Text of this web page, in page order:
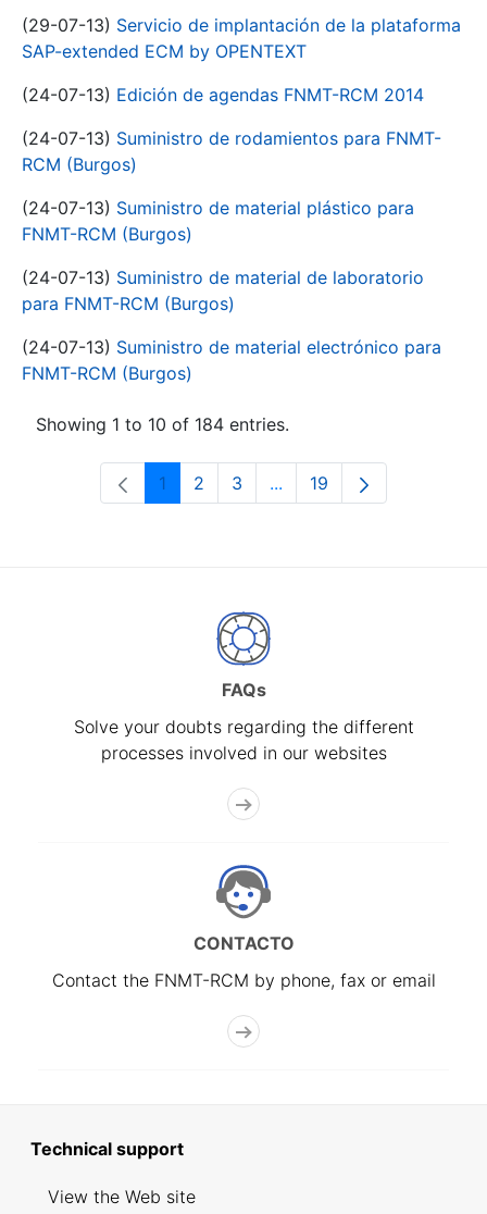
(29-07-13) Servicio de implantación de la plataforma
SAP-extended ECM by OPENTEXT
(24-07-13) Edición de agendas FNMT-RCM 2014
(24-07-13) Suministro de rodamientos para FNMT-
RCM (Burgos)
(24-07-13) Suministro de material plástico para
FNMT-RCM (Burgos)
(24-07-13) Suministro de material de laboratorio
para FNMT-RCM (Burgos)
(24-07-13) Suministro de material electrónico para
FNMT-RCM (Burgos)
Showing 1 to 10 of 184 entries.
Page
1 Page
2 Page
3 ...Intermediate Pages Use
Page
19
FAQs
Solve your doubts regarding the different
processes involved in our websites
CONTACTO
Contact the FNMT-RCM by phone, fax or email
Technical support
View the Web site